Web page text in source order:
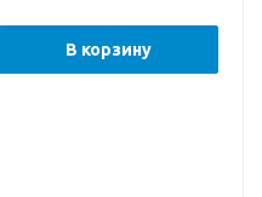
В корзину